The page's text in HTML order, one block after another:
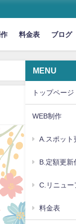
料金表 ブログ
MENU
トップページ
WEB制作
A.スポット
B.定額更新
C.リニュー
料金表